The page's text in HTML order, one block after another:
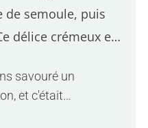
de semoule, puis
délice crémeux et
de textures et
savouré un
et c'était